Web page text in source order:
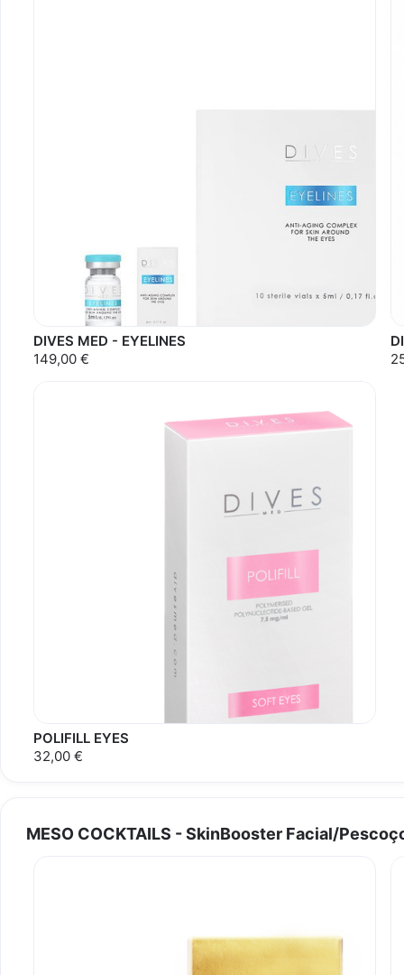
DIVES MED - EYELINES
149,00 €
POLIFILL EYES
32,00 €
MESO COCKTAILS - SkinBooster Facial/